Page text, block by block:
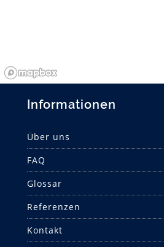
Informationen
Über uns
FAQ
Glossar
Referenzen
Kontakt